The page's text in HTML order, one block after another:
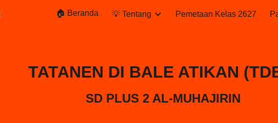
Skip to main content Skip to
🏠 Beranda 💡 Tentang Pemetaan Kelas 2627
TATANEN DI BALE ATIKAN
SD PLUS 2 AL-MUHAJIRIN